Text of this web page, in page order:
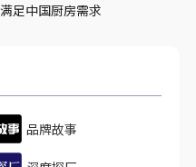
满足中国厨房需求
品牌故事